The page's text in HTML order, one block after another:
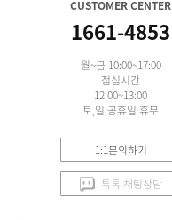
CUSTOMER CENTER
1661-4853
월~금 10:00~17:00
점심시간
12:00~13:00
토,일,공휴일 휴무
1:1문의하기
톡톡 채팅상담